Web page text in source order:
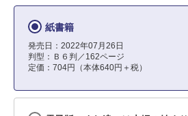
紙書籍
発売日：2022年07月26日
判型：Ｂ６判／162ページ
定価：704円（本体640円＋税）